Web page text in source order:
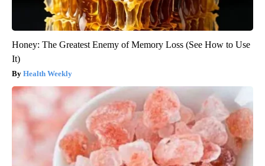
Honey: The Greatest Enemy of Memory Loss (See How to Use
It)
Health Weekly